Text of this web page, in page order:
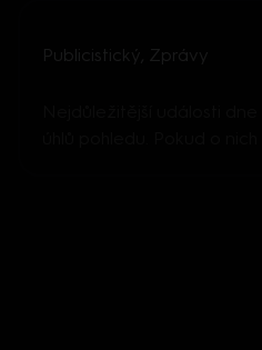
Publicistický Zprávy